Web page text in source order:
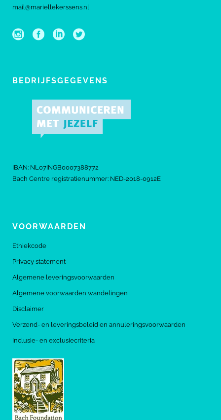
mail@mariellekerssens.nl
BEDRIJFSGEGEVENS
IBAN: NL07INGB0007388772
Bach Centre registratienummer: NED-2018-0912E
VOORWAARDEN
Ethiekcode
Privacy statement
Algemene leveringsvoorwaarden
Algemene voorwaarden wandelingen
Disclaimer
Verzend- en leveringsbeleid en annuleringsvoorwaarden
Inclusie- en exclusiecriteria